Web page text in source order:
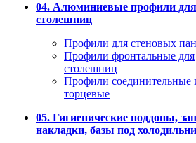
04. Алюминиевые профили для
столешниц
Профили для стеновых
Профили фронтальные для
столешниц
Профили соединительные
торцевые
05. Гигиенические поддоны,
накладки, базы под